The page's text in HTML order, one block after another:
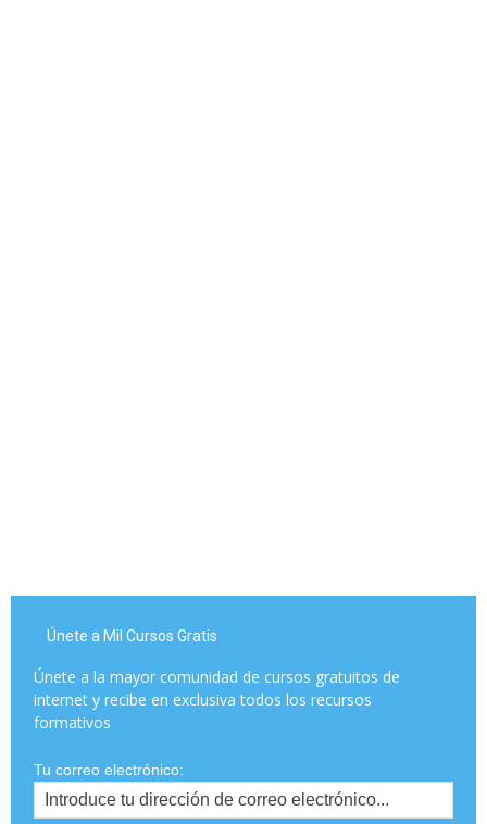
Únete a Mil Cursos Gratis
Únete a la mayor comunidad de cursos gratuitos de
internet y recibe en exclusiva todos los recursos
formativos
Tu correo electrónico: